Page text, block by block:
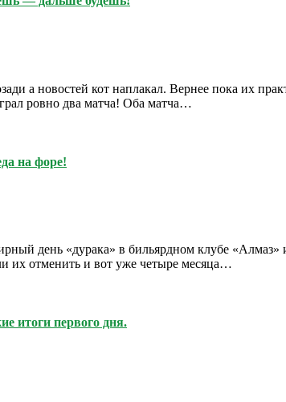
а новостей кот наплакал. Вернее пока их
ровно два матча! Оба матча…
на форе!
день «дурака» в бильярдном клубе
их отменить и вот уже четыре месяца…
итоги первого дня.